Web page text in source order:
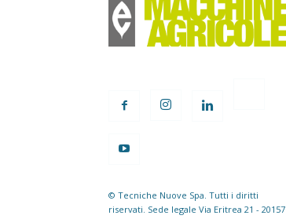
© Tecniche Nuove Spa. Tutti i diritti
riservati. Sede legale Via Eritrea 21 - 20157